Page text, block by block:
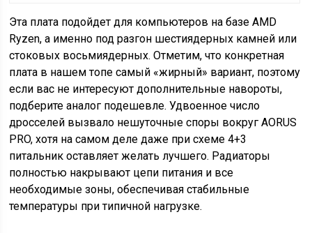
Эта плата подойдет для компьютеров на базе AMD
Ryzen, а именно под разгон шестиядерных камней или
стоковых восьмиядерных. Отметим, что конкретная
плата в нашем топе самый «жирный» вариант, поэтому
если вас не интересуют дополнительные навороты,
подберите аналог подешевле. Удвоенное число
дросселей вызвало нешуточные споры вокруг AORUS
PRO, хотя на самом деле даже при схеме 4+3
питальник оставляет желать лучшего. Радиаторы
полностью накрывают цепи питания и все
необходимые зоны, обеспечивая стабильные
температуры при типичной нагрузке.